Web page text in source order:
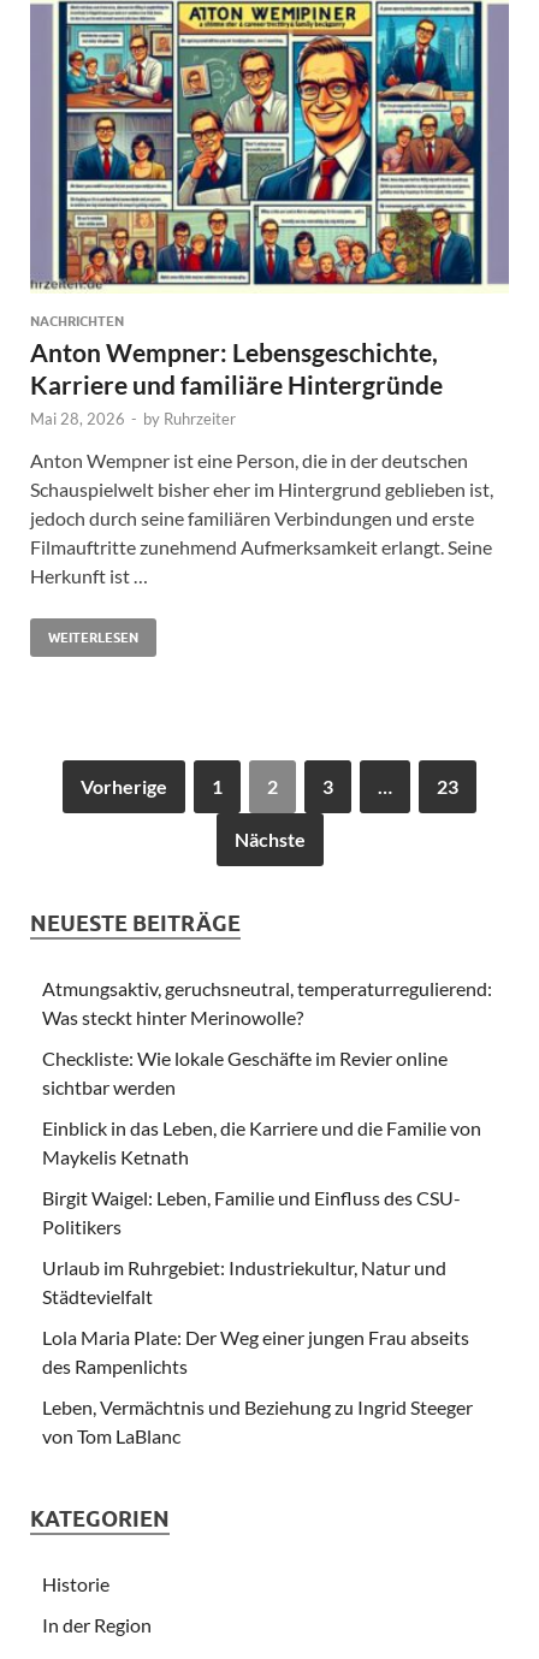
NACHRICHTEN
Anton Wempner: Lebensgeschichte,
Karriere und familiäre Hintergründe
Mai 28, 2026 - by Ruhrzeiter
Anton Wempner ist eine Person, die in der deutschen
Schauspielwelt bisher eher im Hintergrund geblieben ist,
jedoch durch seine familiären Verbindungen und erste
Filmauftritte zunehmend Aufmerksamkeit erlangt. Seine
Herkunft ist …
WEITERLESEN
Vorherige 1 2 3 … 23
Nächste
NEUESTE BEITRÄGE
Atmungsaktiv, geruchsneutral, temperaturregulierend:
Was steckt hinter Merinowolle?
Checkliste: Wie lokale Geschäfte im Revier online
sichtbar werden
Einblick in das Leben, die Karriere und die Familie von
Maykelis Ketnath
Birgit Waigel: Leben, Familie und Einfluss des CSU-
Politikers
Urlaub im Ruhrgebiet: Industriekultur, Natur und
Städtevielfalt
Lola Maria Plate: Der Weg einer jungen Frau abseits
des Rampenlichts
Leben, Vermächtnis und Beziehung zu Ingrid Steeger
von Tom LaBlanc
KATEGORIEN
Historie
In der Region